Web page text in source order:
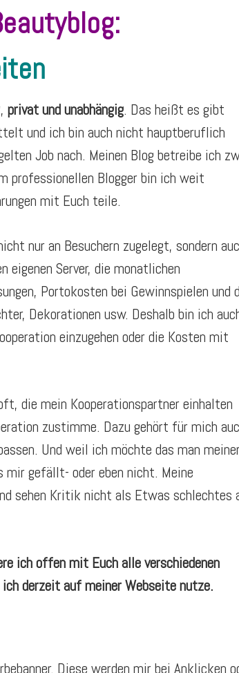
privat und unabhängig. Das heißt es gibt
und ich bin auch nicht hauptberuflich
Job nach. Meinen Blog betreibe ich
professionellen Blogger bin ich weit
mit Euch teile.
nur an Besuchern zugelegt, sondern
eigenen Server, die monatlichen
Portokosten bei Gewinnspielen und
Dekorationen usw. Deshalb bin ich
einzugehen oder die Kosten mit
die mein Kooperationspartner einhalten
zustimme. Dazu gehört für mich
Und weil ich möchte das man
gefällt- oder eben nicht. Meine
sehen Kritik nicht als Etwas schlechtes
ich offen mit Euch alle verschiedenen
derzeit auf meiner Webseite nutze.
Diese werden mir bei Anklicken